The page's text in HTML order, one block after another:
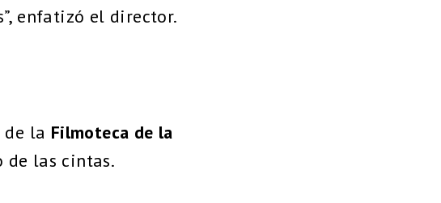
enfatizó el director.
la Filmoteca de la
de las cintas.